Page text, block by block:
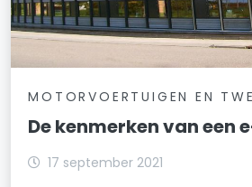
MOTORVOERTUIGEN EN
De kenmerken van een
17 september 2021